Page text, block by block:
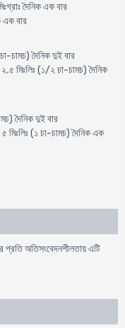
দৈনিক এক বার
এক বার
চামচ) দৈনিক দুই বার
২.৫ মিঃলিঃ (১/২ চা-চামচ) দৈনিক
দৈনিক দুই বার
৫ মিঃলিঃ (১ চা-চামচ) দৈনিক এক
প্রতি অতিসংবেদনশীলতায় এটি